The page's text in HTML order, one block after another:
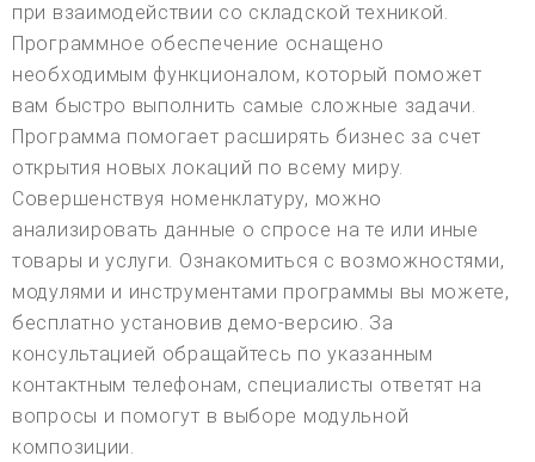
при взаимодействии со складской техникой.
Программное обеспечение оснащено
необходимым функционалом, который поможет
вам быстро выполнить самые сложные задачи.
Программа помогает расширять бизнес за счет
открытия новых локаций по всему миру.
Совершенствуя номенклатуру, можно
анализировать данные о спросе на те или иные
товары и услуги. Ознакомиться с возможностями,
модулями и инструментами программы вы можете,
бесплатно установив демо-версию. За
консультацией обращайтесь по указанным
контактным телефонам, специалисты ответят на
вопросы и помогут в выборе модульной
композиции.